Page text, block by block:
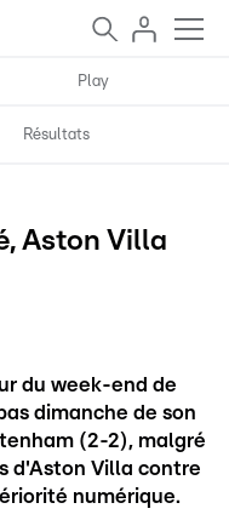
Play
Résultats
Aston Villa
du week-end de
dimanche de son
(2-2), malgré
d'Aston Villa contre
numérique.